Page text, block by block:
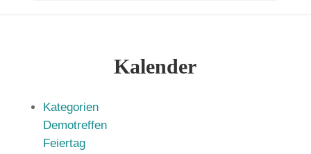
Kalender
Kategorien
Demotreffen
Feiertag